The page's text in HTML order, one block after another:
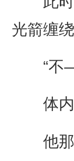
光箭缠
“不
体内
他那